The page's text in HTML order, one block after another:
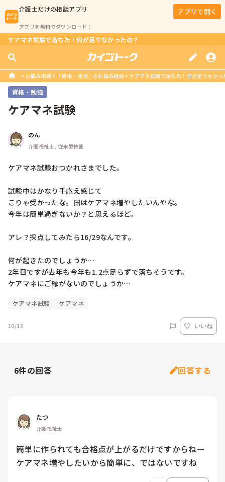
介護士だけの相談アプリ
アプリを無料でダウンロード！
アプリで開く
ケアマネ試験で落ちた！何が足りなかったの？
お悩み相談 「資格・勉強」のお悩み相談 ケアマネ試験で落ちた！何が足りなかっ
資格・勉強
ケアマネ試験
のん
介護福祉士, 従来型特養
ケアマネ試験おつかれさまでした。
試験中はかなり手応え感じて
こりゃ受かったな。国はケアマネ増やしたいんやな。
今年は簡単過ぎないか？と思えるほど。
アレ？採点してみたら16/29なんです。
何が起きたのでしょうか…
2年目ですが去年も今年も1.2点足らずで落ちそうです。
ケアマネ試験 ケアマネ
10/13 いいね
6件の回答 回答する
たつ
介護福祉士
簡単に作られても合格点が上がるだけですからねー
ケアマネ増やしたいから簡単に、ではないですね